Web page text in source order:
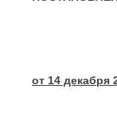
от 14 декабря